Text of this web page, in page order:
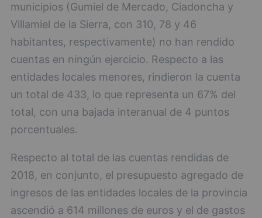
municipios (Gumiel de Mercado, Ciadoncha y
Villamiel de la Sierra, con 310, 78 y 46
habitantes, respectivamente) no han rendido
cuentas en ningún ejercicio. Respecto a las
entidades locales menores, rindieron la cuenta
un total de 433, lo que representa un 67% del
total, con una bajada interanual de 4 puntos
porcentuales.
Respecto al total de las cuentas rendidas de
2018, en conjunto, el presupuesto agregado de
ingresos de las entidades locales de la provincia
ascendió a 614 millones de euros y el de gastos